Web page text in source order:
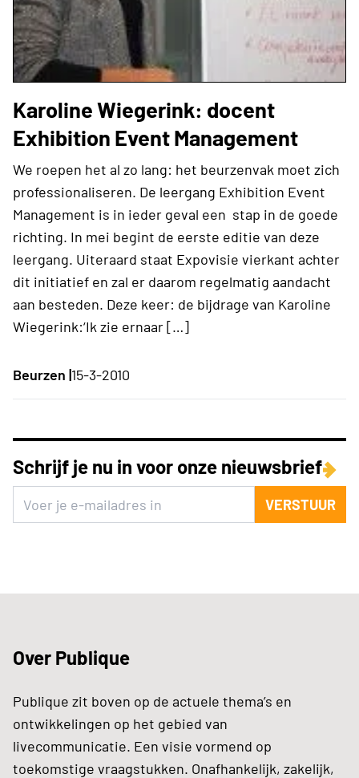
Karoline Wiegerink: docent
Exhibition Event Management
We roepen het al zo lang: het beurzenvak moet zich
professionaliseren. De leergang Exhibition Event
Management is in ieder geval een stap in de goede
richting. In mei begint de eerste editie van deze
leergang. Uiteraard staat Expovisie vierkant achter
dit initiatief en zal er daarom regelmatig aandacht
aan besteden. Deze keer: de bijdrage van Karoline
Wiegerink:‘Ik zie ernaar […]
Beurzen |15-3-2010
Schrijf je nu in voor onze nieuwsbrief
VERSTUUR
Over Publique
Publique zit boven op de actuele thema’s en
ontwikkelingen op het gebied van
livecommunicatie. Een visie vormend op
toekomstige vraagstukken. Onafhankelijk, zakelijk,